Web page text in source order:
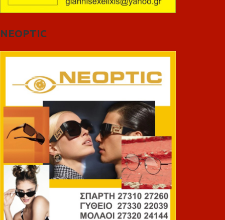
NEOPTIC